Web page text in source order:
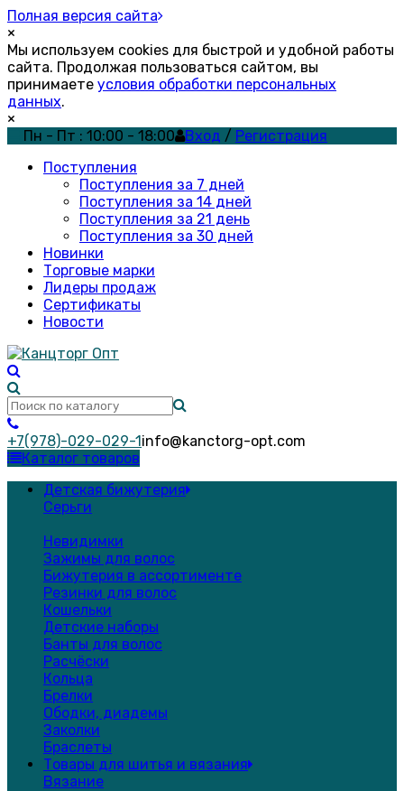
Полная версия сайта
×
Мы используем cookies для быстрой и удобной работы
сайта. Продолжая пользоваться сайтом, вы
принимаете условия обработки персональных
данных.
×
Пн - Пт : 10:00 - 18:00
Вход / Регистрация
Поступления
Поступления за 7 дней
Поступления за 14 дней
Поступления за 21 день
Поступления за 30 дней
Новинки
Торговые марки
Лидеры продаж
Сертификаты
Новости
+7(978)-029-029-1info@kanctorg-opt.com
Каталог товаров
Детская бижутерия
Серьги
Невидимки
Зажимы для волос
Бижутерия в ассортименте
Резинки для волос
Кошельки
Детские наборы
Банты для волос
Расчёски
Кольца
Брелки
Ободки, диадемы
Заколки
Браслеты
Товары для шитья и вязания
Вязание